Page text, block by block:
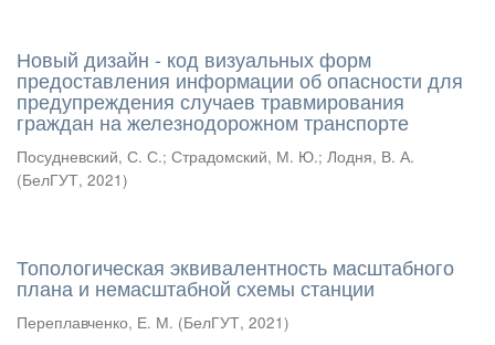
Новый дизайн - код визуальных форм
предоставления информации об опасности для
предупреждения случаев травмирования
граждан на железнодорожном транспорте
Посудневский, С. С.; Страдомский, М. Ю.; Лодня, В. А.
(БелГУТ, 2021)
Топологическая эквивалентность масштабного
плана и немасштабной схемы станции
Переплавченко, Е. М. (БелГУТ, 2021)